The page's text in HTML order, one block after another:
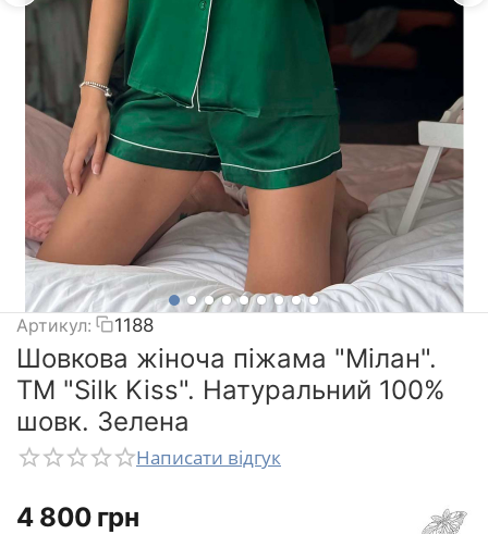
Артикул: 1188
Шовкова жіноча піжама "Мілан".
TM "Silk Kiss". Натуральний 100%
шовк. Зелена
Написати відгук
‍4 800‍ грн